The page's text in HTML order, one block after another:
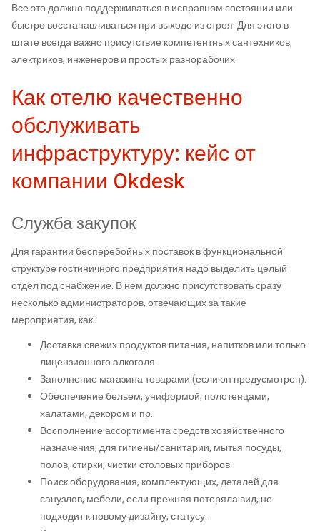
Все это должно поддерживаться в исправном состоянии или
быстро восстанавливаться при выходе из строя. Для этого в
штате всегда важно присутствие компетентных сантехников,
электриков, инженеров и простых разнорабочих.
Как отелю качественно
обслуживать
инфраструктуру: кейс от
компании Okdesk
Служба закупок
Для гарантии бесперебойных поставок в функциональной
структуре гостиничного предприятия надо выделить целый
отдел под снабжение. В нем должно присутствовать сразу
несколько администраторов, отвечающих за такие
мероприятия, как:
Доставка свежих продуктов питания, напитков или только
лицензионного алкоголя.
Заполнение магазина товарами (если он предусмотрен).
Обеспечение бельем, униформой, полотенцами,
халатами, декором и пр.
Восполнение ассортимента средств хозяйственного
назначения, для гигиены/санитарии, мытья посуды,
полов, стирки, чистки столовых приборов.
Поиск оборудования, комплектующих, деталей для
санузлов, мебели, если прежняя потеряла вид, не
подходит к новому дизайну, статусу.